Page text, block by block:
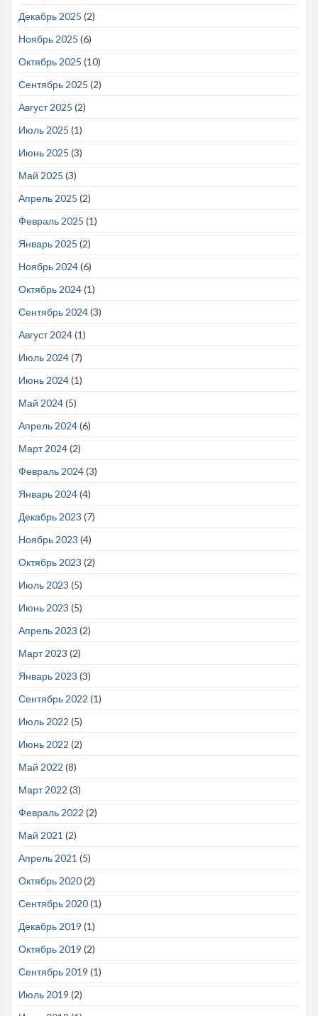
Декабрь 2025 (2)
Ноябрь 2025 (6)
Октябрь 2025 (10)
Сентябрь 2025 (2)
Август 2025 (2)
Июль 2025 (1)
Июнь 2025 (3)
Май 2025 (3)
Апрель 2025 (2)
Февраль 2025 (1)
Январь 2025 (2)
Ноябрь 2024(6)
Октябрь 2024(1)
Сентябрь 2024(3)
Август 2024(1)
Июль 2024(7)
Июнь 2024(1)
Май 2024(5)
Апрель 2024(6)
Март 2024(2)
Февраль 2024(3)
Январь 2024(4)
Декабрь 2023 (7)
Ноябрь 2023 (4)
Октябрь 2023 (2)
Июль 2023 (5)
Июнь 2023 (5)
Апрель 2023 (2)
Март 2023 (2)
Январь 2023 (3)
Сентябрь 2022 (1)
Июль 2022 (5)
Июнь 2022 (2)
Май 2022 (8)
Март 2022 (3)
Февраль 2022 (2)
Май 2021 (2)
Апрель 2021 (5)
Октябрь 2020(2)
Сентябрь 2020(1)
Декабрь 2019 (1)
Октябрь 2019 (2)
Сентябрь 2019 (1)
Июль 2019 (2)